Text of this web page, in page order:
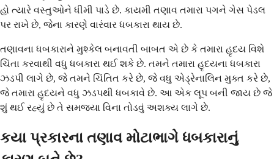
હો ત્યારે વસ્તુઓને ધીમી પાડે છે. કાયમી તણાવ તમારા પગને ગેસ પેડલ
પર રાખે છે, જેના કારણે વારંવાર ધબકારા થાય છે.
તણાવના ધબકારાને મુશ્કેલ બનાવતી બાબત એ છે કે તમારા હૃદય વિશે
ચિંતા કરવાથી વધુ ધબકારા થઈ શકે છે. તમને તમારા હૃદયના ધબકારા
ઝડપી લાગે છે, જે તમને ચિંતિત કરે છે, જે વધુ એડ્રેનાલિન મુક્ત કરે છે,
જે તમારા હૃદયને વધુ ઝડપથી ધબકાવે છે. આ એક લૂપ બની જાય છે જે
શું થઈ રહ્યું છે તે સમજ્યા વિના તોડવું અશક્ય લાગે છે.
કયા પ્રકારના તણાવ મોટાભાગે ધબકારાનું